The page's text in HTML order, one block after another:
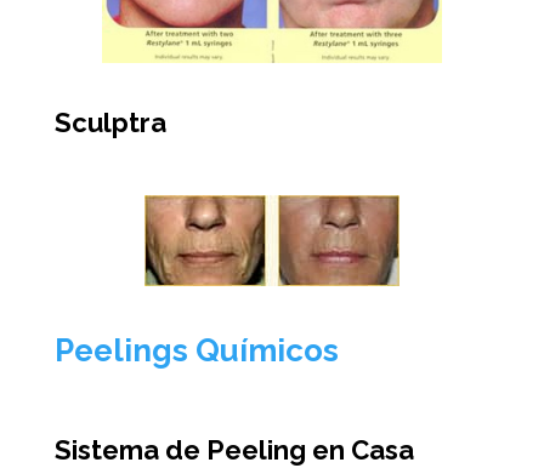
Sculptra
Peelings Químicos
Sistema de Peeling en Casa